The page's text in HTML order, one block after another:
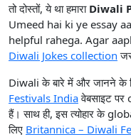
तो दोस्तों, ये था हमारा Diwali
Umeed hai ki ye essay
helpful rahega. Agar
Diwali Jokes collection
Diwali के बारे में और जानने के
Festivals Indiaवेबसाइट
हैं। साथ ही, इस त्योहार के
लिए Britannica – Diwali